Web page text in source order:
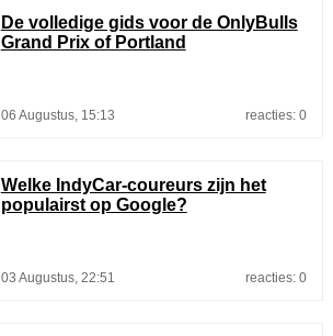
De volledige gids voor de OnlyBulls
Grand Prix of Portland
06 Augustus, 15:13 reacties: 0
Welke IndyCar-coureurs zijn het
populairst op Google?
03 Augustus, 22:51 reacties: 0